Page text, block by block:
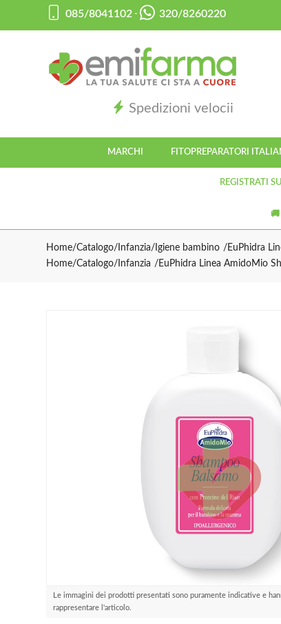
085/8041102 - 320/8260220
Spedizioni velocii
MARCHI FITOPREPARATORI
REGISTRATI
🚚
Home Catalogo/ Infanzia/ Igiene bambino
EuPhidra
Home Catalogo/ Infanzia EuPhidra Linea AmidoMio
Le immagini dei prodotti presentati sono puramente indicative e
rappresentare l'articolo.